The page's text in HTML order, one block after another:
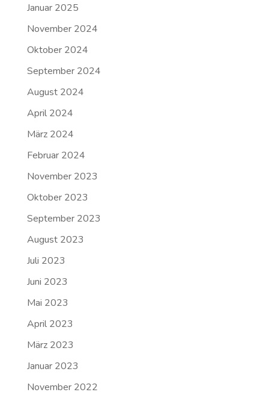
Januar 2025
November 2024
Oktober 2024
September 2024
August 2024
April 2024
März 2024
Februar 2024
November 2023
Oktober 2023
September 2023
August 2023
Juli 2023
Juni 2023
Mai 2023
April 2023
März 2023
Januar 2023
November 2022